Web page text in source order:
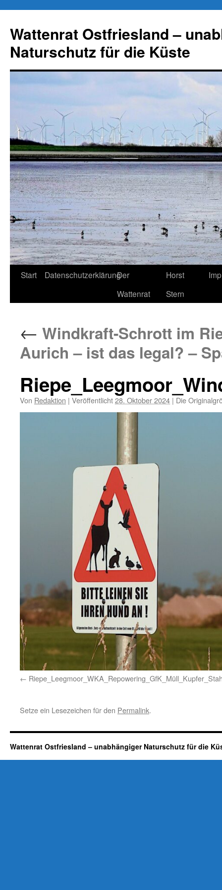
springen
Wattenrat Ostfriesland –
Naturschutz für die Küste
Start DatenschutzerklärungDer
Wattenrat
Horst
Stern
← Windkraft-Schrott im
Aurich – ist das legal? –
Von Redaktion | Veröffentlicht28. Oktober 2024 | Die
Setze ein Lesezeichen für den Permalink.
Wattenrat Ostfriesland – unabhängiger Naturschutz für die